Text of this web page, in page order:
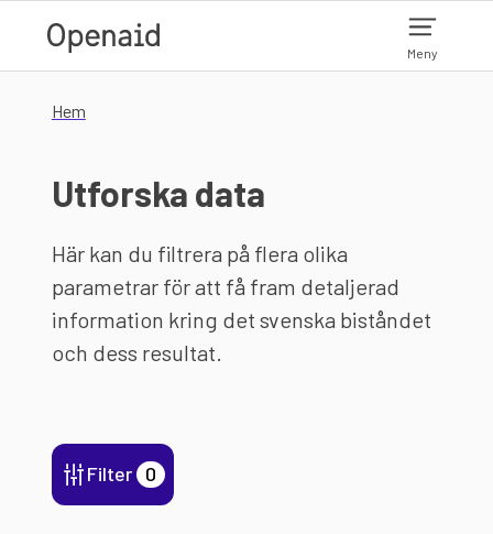
Meny
Hem
Utforska data
Här kan du filtrera på flera olika
parametrar för att få fram detaljerad
information kring det svenska biståndet
och dess resultat.
Filter 0